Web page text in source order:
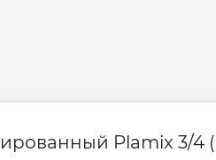
Plamix 3/4